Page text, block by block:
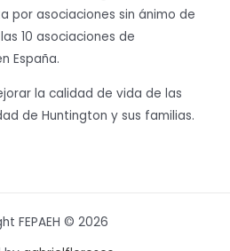
por asociaciones sin ánimo de
10 asociaciones de
España.
la calidad de vida de las
de Huntington y sus familias.
FEPAEH © 2026